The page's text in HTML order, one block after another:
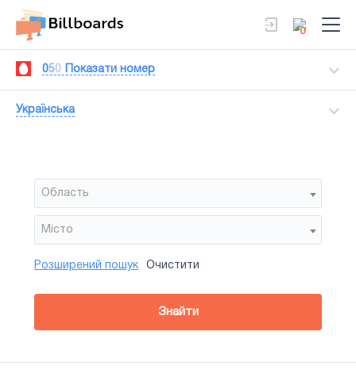
0
050 Показати номер
Українська
Область
Мiсто
Район
Сторона
Усi
Розширений пошук Очистити
Знайти